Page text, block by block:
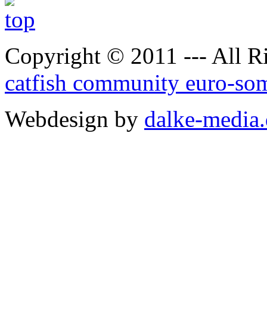
Copyright © 2011 --- All
catfish community euro-
Webdesign by dalke-